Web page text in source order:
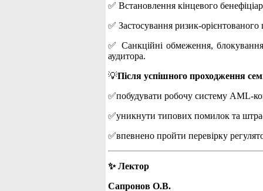
✅ Встановлення кінцевого
✅ Застосування ризик-орієнтованого
✅ Санкційні обмеження, блокування
аудитора.
💡Після успішного проходження
✅побудувати робочу систему AML-
✅уникнути типових помилок та
✅впевнено пройти перевірку
✨ Лектор
Сапронов О.В.